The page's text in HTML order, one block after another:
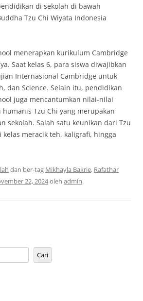
di sekolah di bawah
Tzu Chi Wiyata Indonesia
menerapkan kurikulum Cambridge
Saat kelas 6, para siswa diwajibkan
Internasional Cambridge untuk
dan Science. Selain itu, pendidikan
juga mencantumkan nilai-nilai
Tzu Chi yang merupakan
sekolah. Salah satu keunikan dari Tzu
kelas meracik teh, kaligrafi, hingga
dan ber-tag Mikhayla Bakrie, Rafathar
22, 2024oleh admin.
Cari